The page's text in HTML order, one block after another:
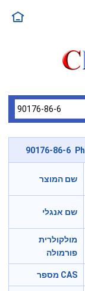
90176-86-6
שם המוצר
שם אנגלי
מולקולרית
פורמולה
מספר CAS